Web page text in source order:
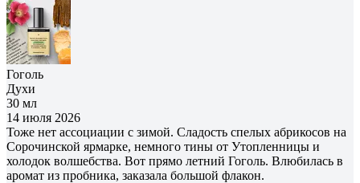
Гоголь
Духи
30 мл
14 июля 2026
Тоже нет ассоциации с зимой. Сладость спелых абрикосов на
Сорочинской ярмарке, немного тины от Утопленницы и
холодок волшебства. Вот прямо летний Гоголь. Влюбилась в
аромат из пробника, заказала большой флакон.